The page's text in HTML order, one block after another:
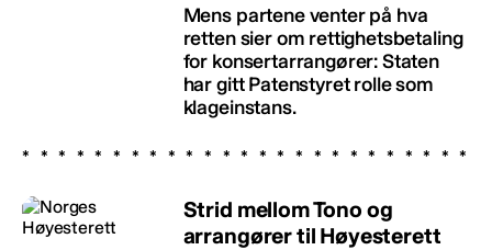
Mens partene venter på hva
retten sier om rettighetsbetaling
for konsertarrangører: Staten
har gitt Patenstyret rolle som
klageinstans.
Strid mellom Tono og
arrangører til Høyesterett